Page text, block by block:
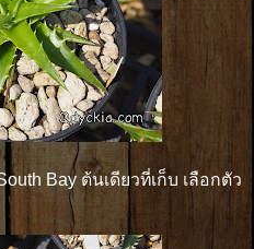
Bay ต้นเดียวที่เก็บ เลือกตัว